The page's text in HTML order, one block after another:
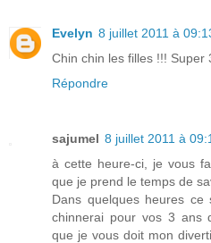
Evelyn 8 juillet 2011 à
Chin chin les filles !!! Super
Répondre
sajumel 8 juillet 2011 à
à cette heure-ci, je vous
que je prend le temps de
Dans quelques heures
chinnerai pour vos 3 ans
que je vous doit mon